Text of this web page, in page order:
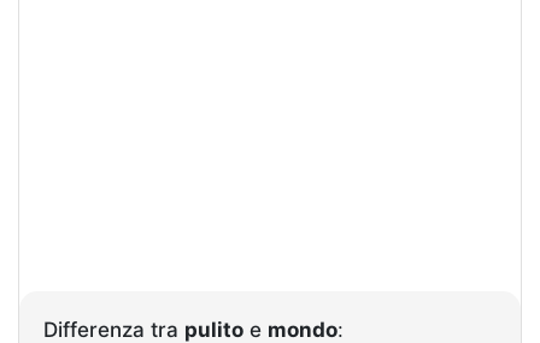
Differenza tra pulito e mondo: